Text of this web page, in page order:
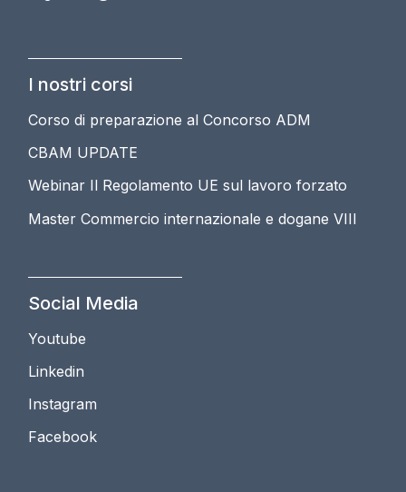
I nostri corsi
Corso di preparazione al Concorso ADM
CBAM UPDATE
Webinar Il Regolamento UE sul lavoro forzato
Master Commercio internazionale e dogane VIII
Social Media
Youtube
Linkedin
Instagram
Facebook